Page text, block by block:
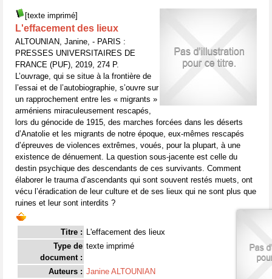
[texte imprimé]
L'effacement des lieux
ALTOUNIAN, Janine, - PARIS :
PRESSES UNIVERSITAIRES DE
FRANCE (PUF), 2019, 274 P.
L’ouvrage, qui se situe à la frontière de
l’essai et de l’autobiographie, s’ouvre sur
un rapprochement entre les « migrants »
arméniens miraculeusement rescapés,
lors du génocide de 1915, des marches forcées dans les déserts
d’Anatolie et les migrants de notre époque, eux-mêmes rescapés
d’épreuves de violences extrêmes, voués, pour la plupart, à une
existence de dénuement. La question sous-jacente est celle du
destin psychique des descendants de ces survivants. Comment
élaborer le trauma d’ascendants qui sont souvent restés muets, ont
vécu l’éradication de leur culture et de ses lieux qui ne sont plus que
ruines et leur sont interdits ?
Titre : L'effacement des lieux
Type de
document :
texte imprimé
Auteurs : Janine ALTOUNIAN